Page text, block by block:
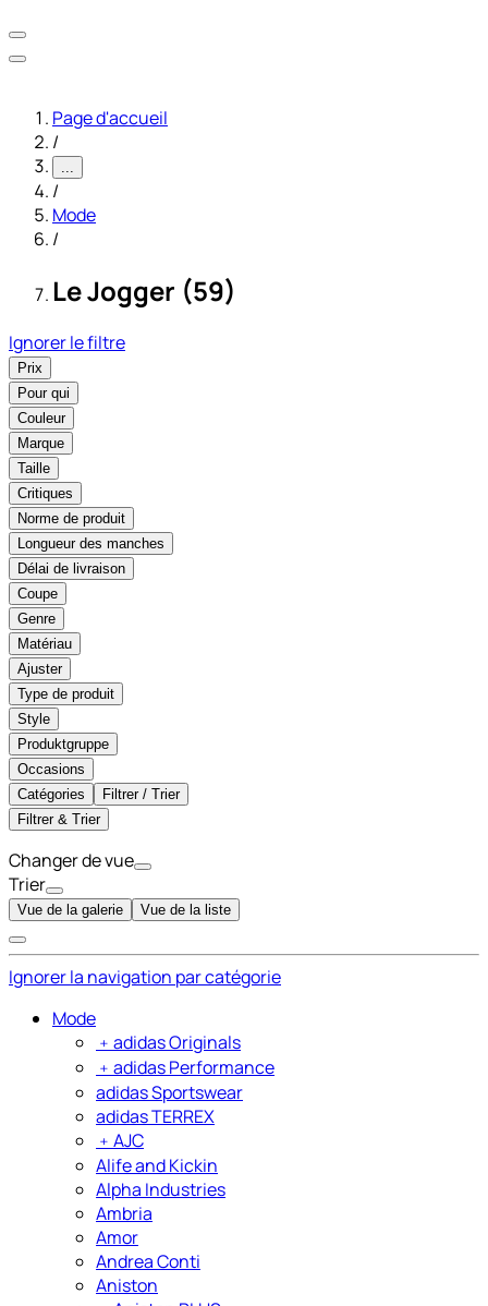
Page d'accueil
/
...
/
Mode
/
Le Jogger (59)
Ignorer le filtre
Prix
Pour qui
Couleur
Marque
Taille
Critiques
Norme de produit
Longueur des manches
Délai de livraison
Coupe
Genre
Matériau
Ajuster
Type de produit
Style
Produktgruppe
Occasions
Catégories
Filtrer / Trier
Filtrer & Trier
Changer de vue
Trier
Vue de la galerie Vue de la liste
Ignorer la navigation par catégorie
Mode
﹢ adidas Originals
﹢ adidas Performance
adidas Sportswear
adidas TERREX
﹢ AJC
Alife and Kickin
Alpha Industries
Ambria
Amor
Andrea Conti
Aniston